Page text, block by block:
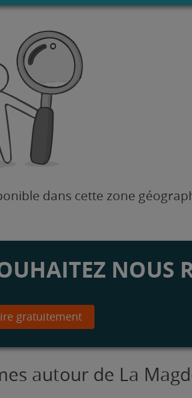
dans cette zone
NOUS
gratuitement
autour de La